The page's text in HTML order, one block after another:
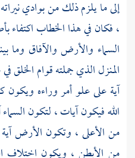
إلى ما يلزم ذلك من بوادي
، فكان في هذا الخطاب اكتفاء
السماء والأرض والآفاق وما
المنزل الذي جملته قوام
آية على علو أمر وراءه
الله فيكون آيات ، لتكون
من الأعلى ، وتكون الأرض